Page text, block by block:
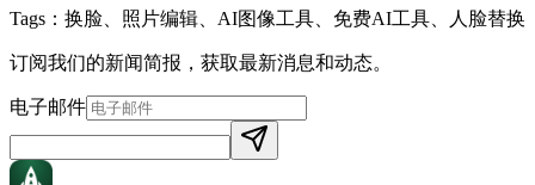
Tags： 换脸、照片编辑、AI图像工具、免费AI工具、人脸替换
订阅我们的新闻简报，获取最新消息和动态。
电子邮件